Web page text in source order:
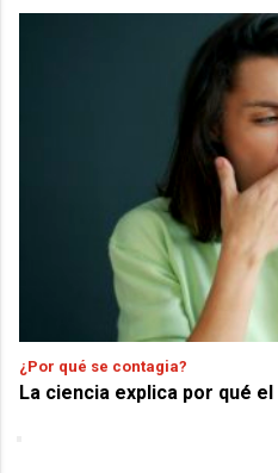
¿Por qué se contagia?
La ciencia explica por qué